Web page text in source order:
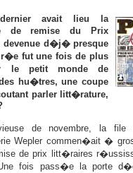
avait lieu la
de remise du Prix
devenue d�j� presque
fut une fois de plus
le petit monde de
hu�tres, une coupe
parler litt�rature,
de novembre, la
Wepler commen�ait �
de prix litt�raires
fois pass�e la porte